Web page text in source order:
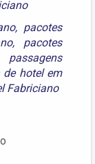
, pacotes
, pacotes
passagens
de hotel em
Fabriciano